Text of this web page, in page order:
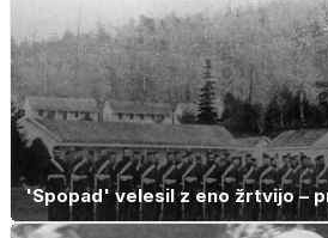
'Spopad' velesil z eno žrtvijo –